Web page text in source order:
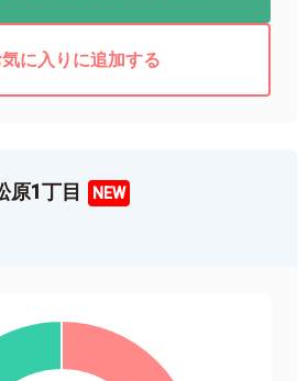
に入りに追加する
原1丁目